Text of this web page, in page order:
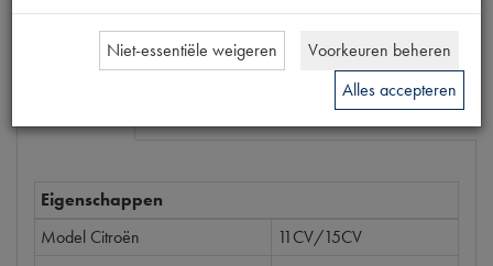
Eigenschappen
Model Citroën
11CV/15CV
Niet-essentiële weigeren
Voorkeuren beheren
Alles accepteren